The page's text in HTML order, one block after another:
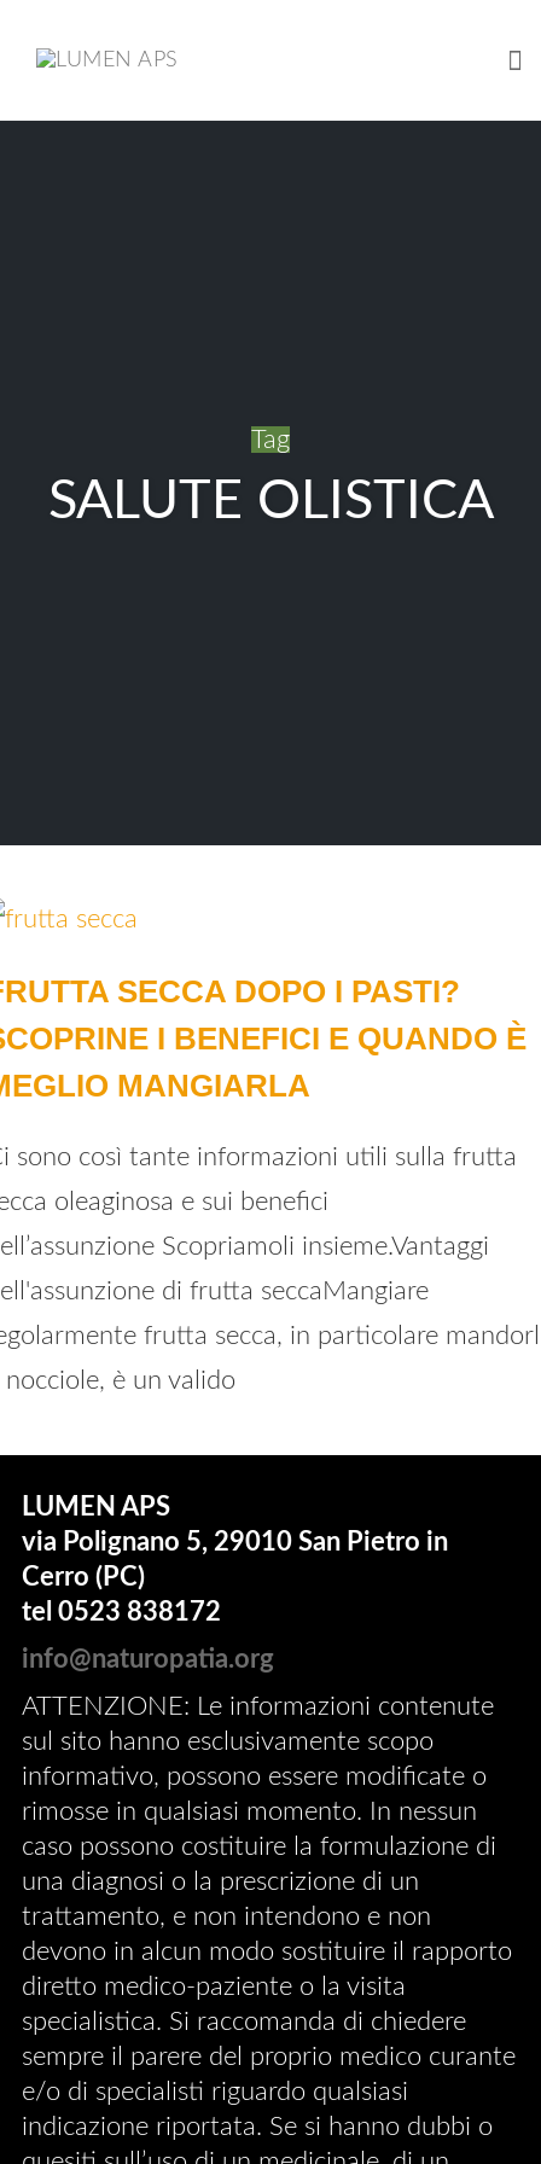
Tag
SALUTE OLISTICA
SECCA DOPO I PASTI?
I BENEFICI E QUANDO È
MANGIARLA
sono così tante informazioni utili sulla frutta
oleaginosa e sui benefici
Scopriamoli insieme.Vantaggi
di frutta seccaMangiare
frutta secca, in particolare
nocciole, è un valido
LUMEN APS
via Polignano 5, 29010 San Pietro in
Cerro (PC)
tel 0523 838172
info@naturopatia.org
ATTENZIONE: Le informazioni contenute
sul sito hanno esclusivamente scopo
informativo, possono essere modificate o
rimosse in qualsiasi momento. In nessun
caso possono costituire la formulazione di
una diagnosi o la prescrizione di un
trattamento, e non intendono e non
devono in alcun modo sostituire il rapporto
diretto medico-paziente o la visita
specialistica. Si raccomanda di chiedere
sempre il parere del proprio medico curante
e/o di specialisti riguardo qualsiasi
indicazione riportata. Se si hanno dubbi o